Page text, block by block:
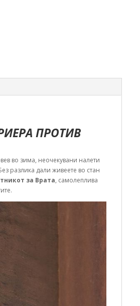
ПРОТИВ
во зима, неочекувани налети
разлика дали живеете во стан
за Врата, самолеплива